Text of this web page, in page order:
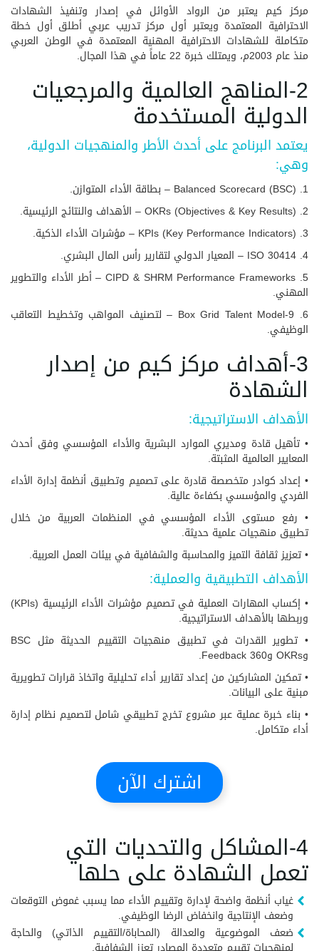
مركز كيم يعتبر من الرواد الأوائل في إصدار وتنفيذ الشهادات
الاحترافية المعتمدة ويعتبر أول مركز تدريب عربي أطلق أول خطة
متكاملة للشهادات الاحترافية المهنية المعتمدة في الوطن العربي
منذ عام 2003م، ويمتلك خبرة 22 عاماً في هذا المجال.
2-المناهج العالمية والمرجعيات
الدولية المستخدمة
يعتمد البرنامج على أحدث الأطر والمنهجيات الدولية،
وهي:
1. Balanced Scorecard (BSC) – بطاقة الأداء المتوازن.
2. OKRs (Objectives & Key Results) – الأهداف والنتائج الرئيسية.
3. KPIs (Key Performance Indicators) – مؤشرات الأداء الذكية.
4. ISO 30414 – المعيار الدولي لتقارير رأس المال البشري.
5. CIPD & SHRM Performance Frameworks – أطر الأداء والتطوير
المهني.
6. 9-Box Grid Talent Model – لتصنيف المواهب وتخطيط التعاقب
الوظيفي.
3-أهداف مركز كيم من إصدار
الشهادة
الأهداف الاستراتيجية:
• تأهيل قادة ومديري الموارد البشرية والأداء المؤسسي وفق أحدث
المعايير العالمية المثبتة.
• إعداد كوادر متخصصة قادرة على تصميم وتطبيق أنظمة إدارة الأداء
الفردي والمؤسسي بكفاءة عالية.
• رفع مستوى الأداء المؤسسي في المنظمات العربية من خلال
تطبيق منهجيات علمية حديثة.
• تعزيز ثقافة التميز والمحاسبة والشفافية في بيئات العمل العربية.
الأهداف التطبيقية والعملية:
• إكساب المهارات العملية في تصميم مؤشرات الأداء الرئيسية (KPIs)
وربطها بالأهداف الاستراتيجية.
• تطوير القدرات في تطبيق منهجيات التقييم الحديثة مثل BSC
وOKRs و360 Feedback.
• تمكين المشاركين من إعداد تقارير أداء تحليلية واتخاذ قرارات تطويرية
مبنية على البيانات.
• بناء خبرة عملية عبر مشروع تخرج تطبيقي شامل لتصميم نظام إدارة
أداء متكامل.
اشترك الآن
4-المشاكل والتحديات التي
تعمل الشهادة على حلها
غياب أنظمة واضحة لإدارة وتقييم الأداء مما يسبب غموض التوقعات
وضعف الإنتاجية وانخفاض الرضا الوظيفي.
ضعف الموضوعية والعدالة (المحاباة/التقييم الذاتي) والحاجة